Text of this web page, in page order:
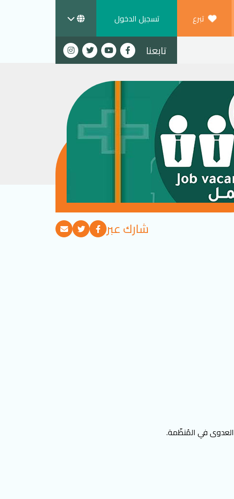
تبرع تسجيل الدخول
تابعنا
شارك عبر
العدوى في المُنظّمة.